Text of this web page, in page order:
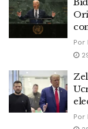
Por
Por